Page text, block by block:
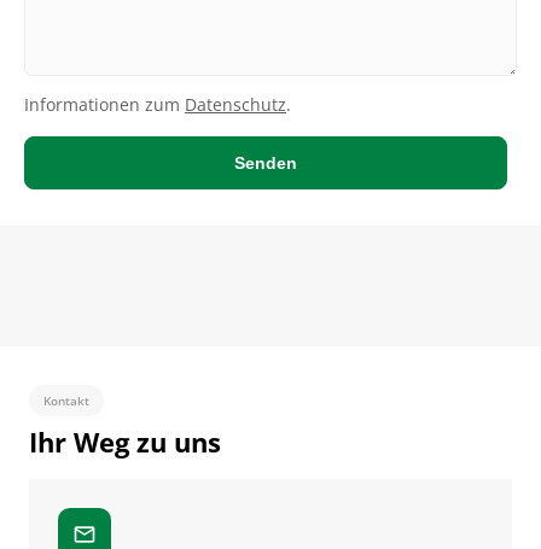
Bitte nicht ausfüllen
Informationen zum Datenschutz.
Senden
Kontakt
Ihr Weg zu uns
mail